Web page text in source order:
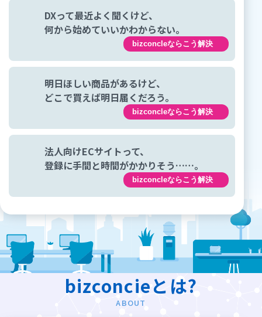
DXって最近よく聞くけど、
何から始めていいかわからない。
bizconcleならこう解決
明日ほしい商品があるけど、
どこで買えば明日届くだろう。
bizconcleならこう解決
法人向けECサイトって、
登録に手間と時間がかかりそう……。
bizconcleならこう解決
bizconcieとは?
ABOUT